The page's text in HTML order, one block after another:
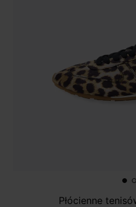
Płócienne